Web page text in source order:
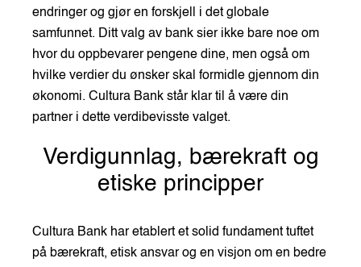
endringer og gjør en forskjell i det globale
samfunnet. Ditt valg av bank sier ikke bare noe om
hvor du oppbevarer pengene dine, men også om
hvilke verdier du ønsker skal formidle gjennom din
økonomi. Cultura Bank står klar til å være din
partner i dette verdibevisste valget.
Verdigunnlag, bærekraft og
etiske principper
Cultura Bank har etablert et solid fundament tuftet
på bærekraft, etisk ansvar og en visjon om en bedre